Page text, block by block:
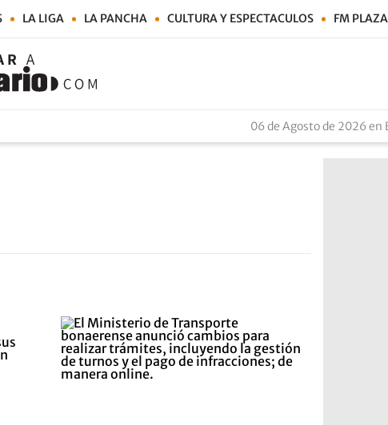
LA LIGA LA PANCHA CULTURA Y ESPECTACULOS FM PLAZA
06 de Agosto de 2026 en